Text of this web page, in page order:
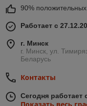
90% положительных
Работает с
г. Минск
г. Минск, ул.
Беларусь
Контакты
Сегодня работает